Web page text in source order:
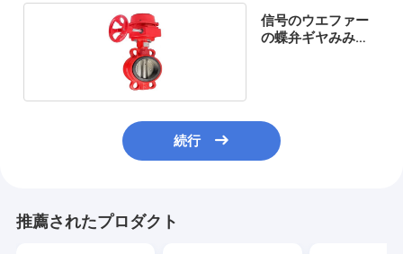
信号のウエファー
の蝶弁ギヤみみず
続行
推薦されたプロダクト